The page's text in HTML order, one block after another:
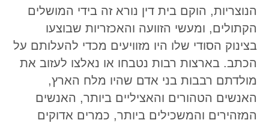
הנוצריות, הוקם בית דין נורא זה בידי המושלים
הקתולים, ומעשי הזוועה והאכזריות שבוצעו
בצינוק הסודי שלו היו מזוויעים מכדי להעלותם על
הכתב. בארצות רבות נטבחו או נאלצו לעזוב את
מולדתם רבבות בני אדם שהיו מלח הארץ,
האנשים הטהורים והאציליים ביותר, האנשים
המזהירים והמשכילים ביותר, כמרים אדוקים